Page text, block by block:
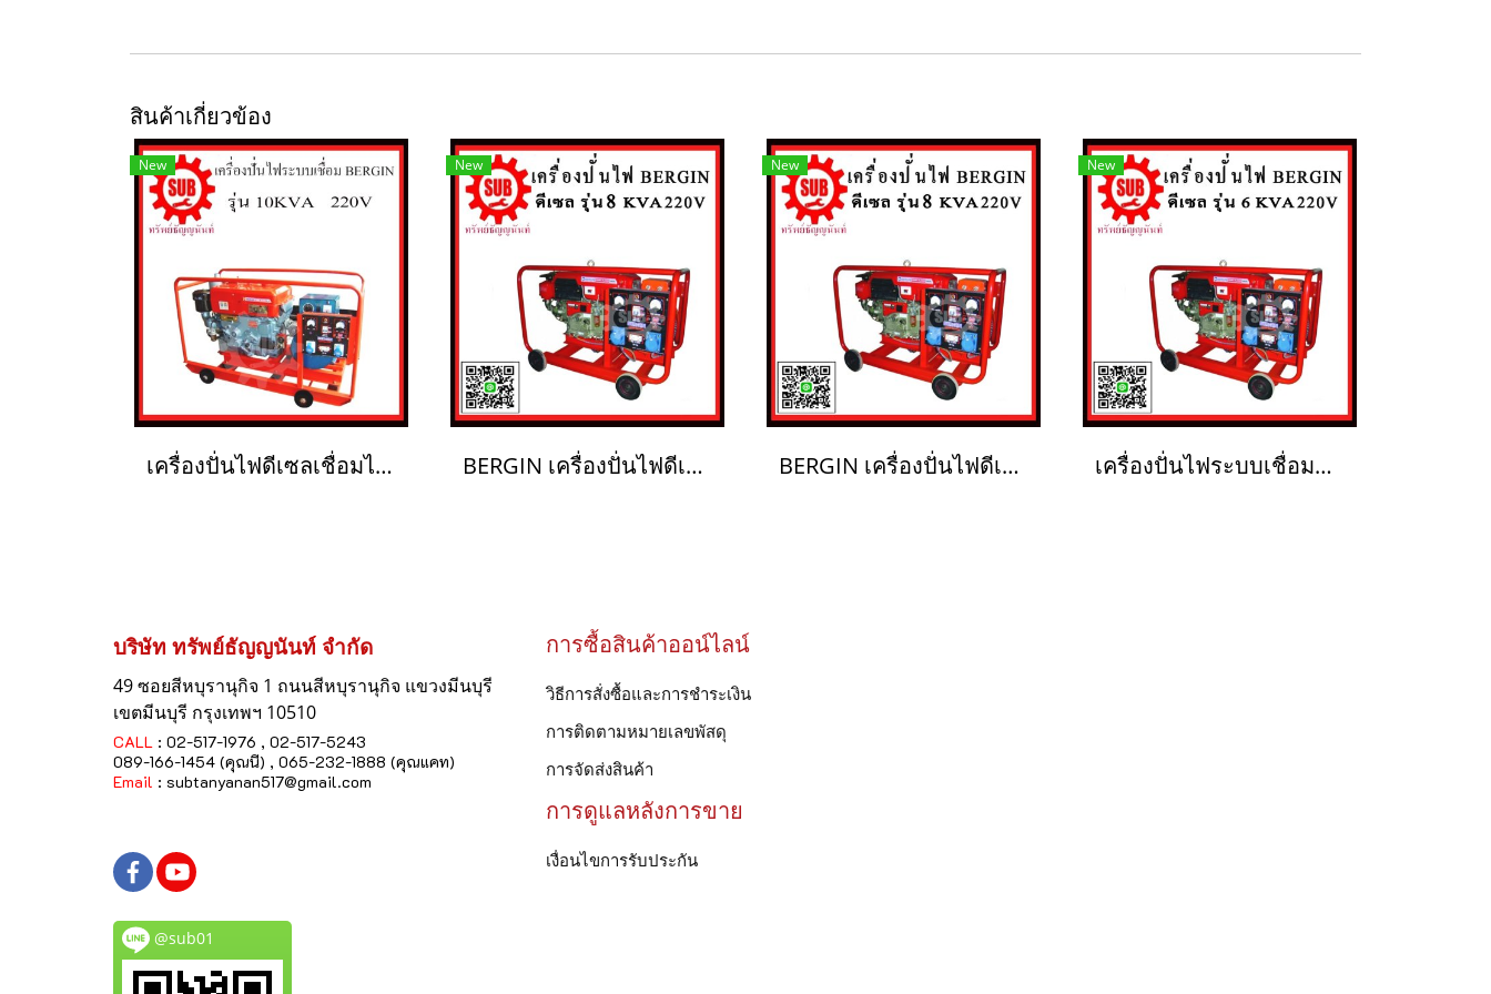
สินค้าเกี่ยวข้อง
New
เครื่องปั่นไฟดีเซลเชื่อมได้ BERGIN 10KVA
New
BERGIN เครื่องปั่นไฟดีเซล 8KVA
New
BERGIN เครื่องปั่นไฟดีเซล 6KVA
New
เครื่องปั่นไฟระบบเชื่อมดีเซล BERGIN 6 KVA
บริษัท ทรัพย์ธัญญนันท์ จำกัด
49 ซอยสีหบุรานุกิจ 1 ถนนสีหบุรานุกิจ แขวงมีนบุรี
เขตมีนบุรี กรุงเทพฯ 10510
CALL : 02-517-1976 , 02-517-5243
089-166-1454 (คุณนี) , 065-232-1888 (คุณแคท)
Email : subtanyanan517@gmail.com
@sub01
การซื้อสินค้าออน์ไลน์
วิธีการสั่งซื้อและการชำระเงิน
การติดตามหมายเลขพัสดุ
การจัดส่งสินค้า
การดูแลหลังการขาย
เงื่อนไขการรับประกัน